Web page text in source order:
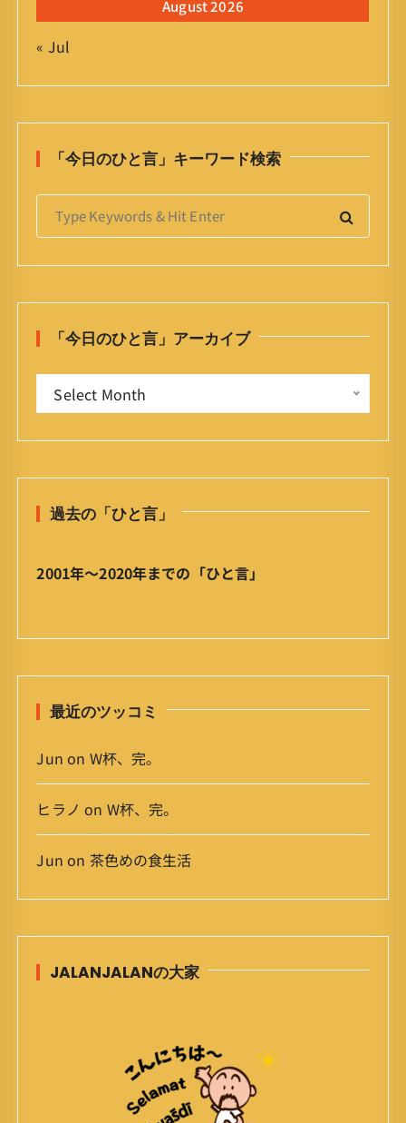
August 2026
« Jul
「今日のひと言」キーワード検索
S
r
:
「今日のひと言」アーカイブ
ひ
言
ア
イ
Select Month
過去の「ひと言」
2001年〜2020年までの「ひと言」
最近のツッコミ
Jun on W杯、完。
ヒラノ on W杯、完。
Jun on 茶色めの食生活
JALANJALANの大家